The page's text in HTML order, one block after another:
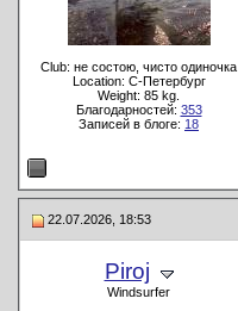
Club: не состою, чисто одиночка
Location: C-Петербург
Weight: 85 kg.
Благодарностей: 353
Записей в блоге: 18
22.07.2026, 18:53
Piroj
Windsurfer